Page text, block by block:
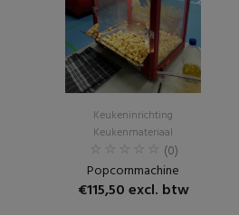
Keukeninrichting
Keukenmateriaal
(0)
Popcornmachine
€115,50 excl. btw